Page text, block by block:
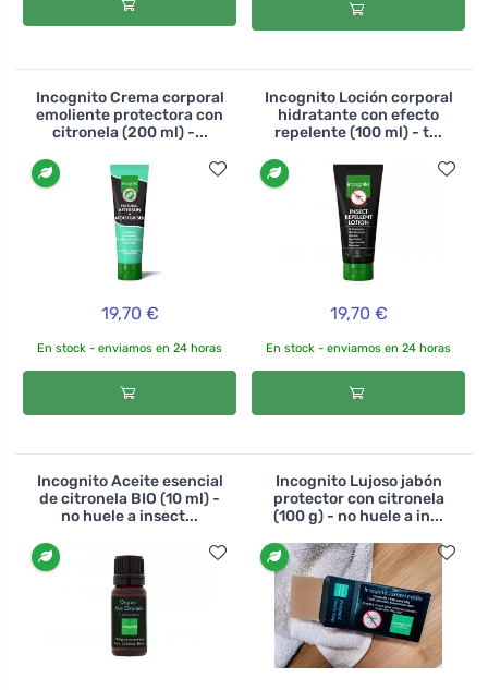
Incognito Crema corporal
emoliente protectora con
citronela (200 ml) -...
19,70 €
En stock - enviamos en 24 horas
Incognito Loción corporal
hidratante con efecto
repelente (100 ml) - t...
19,70 €
En stock - enviamos en 24 horas
Incognito Aceite esencial
de citronela BIO (10 ml) -
no huele a insect...
Incognito Lujoso jabón
protector con citronela
(100 g) - no huele a in...